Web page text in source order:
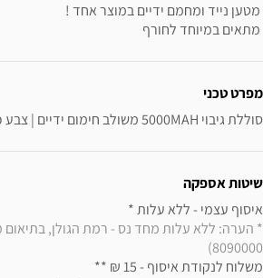
מטען נייד ומחמם ידיים במוצר אחד !
מתאים במיוחד לחורף
מפרט טכני
סוללת גיבוי 5000MAH משולב חימום ידיים | צבע כחול
שיטות אספקה
איסוף עצמי - ללא עלות *
8090000)
משלוח לנקודת איסוף - 15 ₪ **